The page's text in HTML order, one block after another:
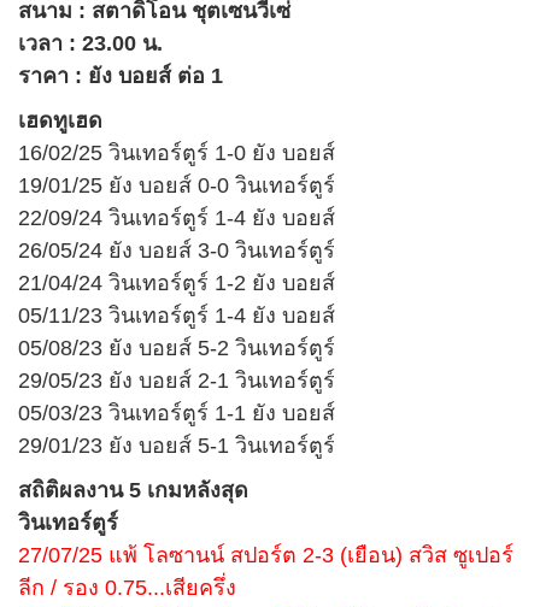
สนาม : สตาดิโอน ชุตเซนวีเซ่
เวลา : 23.00 น.
ราคา : ยัง บอยส์ ต่อ 1
เฮดทูเฮด
16/02/25 วินเทอร์ตูร์ 1-0 ยัง บอยส์
19/01/25 ยัง บอยส์ 0-0 วินเทอร์ตูร์
22/09/24 วินเทอร์ตูร์ 1-4 ยัง บอยส์
26/05/24 ยัง บอยส์ 3-0 วินเทอร์ตูร์
21/04/24 วินเทอร์ตูร์ 1-2 ยัง บอยส์
05/11/23 วินเทอร์ตูร์ 1-4 ยัง บอยส์
05/08/23 ยัง บอยส์ 5-2 วินเทอร์ตูร์
29/05/23 ยัง บอยส์ 2-1 วินเทอร์ตูร์
05/03/23 วินเทอร์ตูร์ 1-1 ยัง บอยส์
29/01/23 ยัง บอยส์ 5-1 วินเทอร์ตูร์
สถิติผลงาน 5 เกมหลังสุด
วินเทอร์ตูร์
27/07/25 แพ้ โลซานน์ สปอร์ต 2-3 (เยือน) สวิส ซูเปอร์
ลีก / รอง 0.75...เสียครึ่ง